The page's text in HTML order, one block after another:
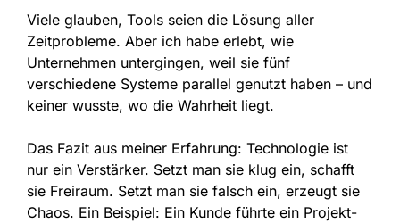
Viele glauben, Tools seien die Lösung aller
Zeitprobleme. Aber ich habe erlebt, wie
Unternehmen untergingen, weil sie fünf
verschiedene Systeme parallel genutzt haben – und
keiner wusste, wo die Wahrheit liegt.
Das Fazit aus meiner Erfahrung: Technologie ist
nur ein Verstärker. Setzt man sie klug ein, schafft
sie Freiraum. Setzt man sie falsch ein, erzeugt sie
Chaos. Ein Beispiel: Ein Kunde führte ein Projekt-